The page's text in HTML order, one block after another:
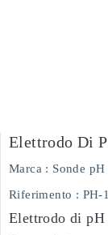
Elettrodo Di
Marca : Sonde pH
Riferimento : PH-
Elettrodo di